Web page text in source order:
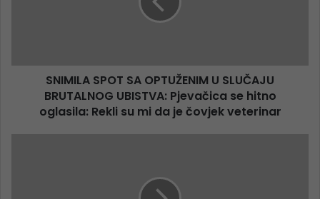
SNIMILA SPOT SA OPTUŽENIM U SLUČAJU
BRUTALNOG UBISTVA: Pjevačica se hitno
oglasila: Rekli su mi da je čovjek veterinar